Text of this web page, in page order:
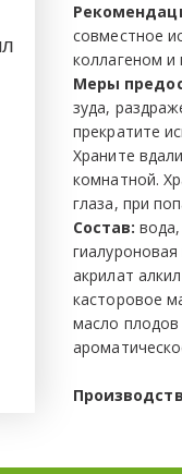
совместное
коллагеном и
Меры
зуда,
прекратите
Храните
комнатной.
глаза, при
Состав:
акрилат
касторовое
масло